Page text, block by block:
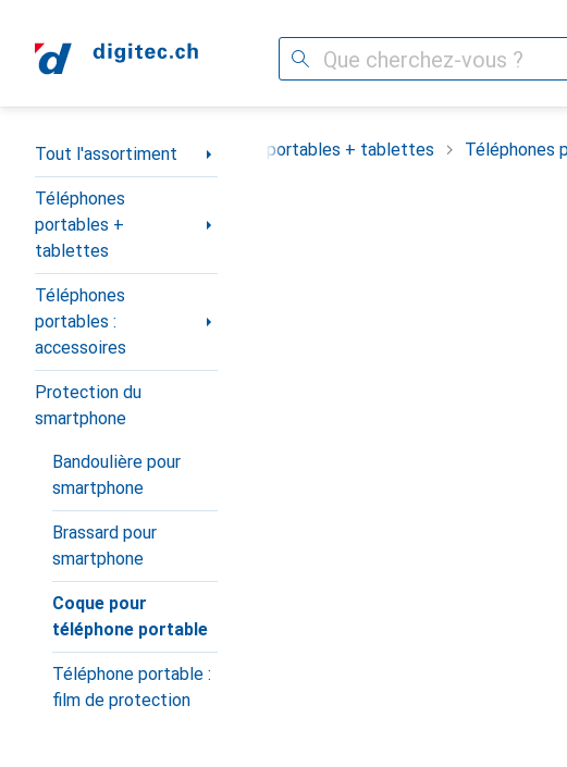
Recherche
Navigation par catégorie
Tout l'assortiment
Téléphones
portables +
tablettes
Téléphones
portables :
accessoires
Protection du
smartphone
Bandoulière pour
smartphone
Brassard pour
smartphone
Coque pour
téléphone portable
Téléphone portable :
film de protection
Tout l'assortiment Téléphones portables + tablettes Téléphones